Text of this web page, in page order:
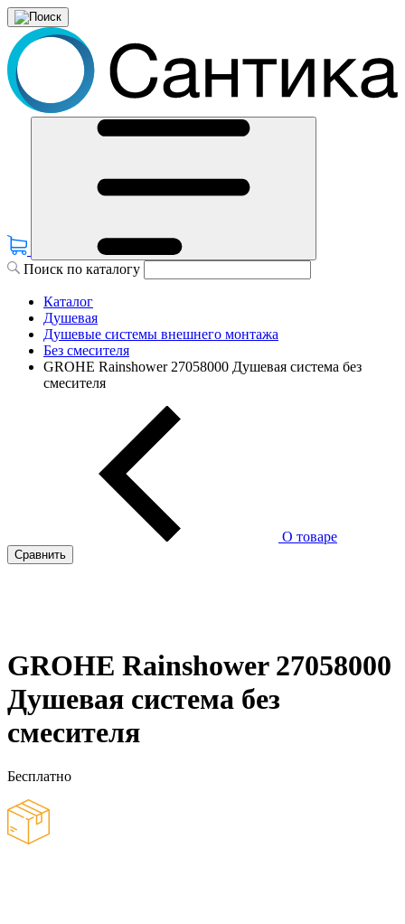
Поиск по каталогу
Каталог
Душевая
Душевые системы внешнего монтажа
Без смесителя
GROHE Rainshower 27058000 Душевая система без
смесителя
О товаре
Сравнить
GROHE Rainshower 27058000
Душевая система без
смесителя
Бесплатно